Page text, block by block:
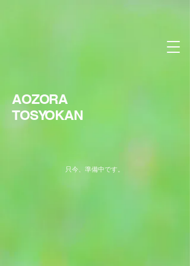
AOZORA
​TOSYOKAN
​只今、準備中です。